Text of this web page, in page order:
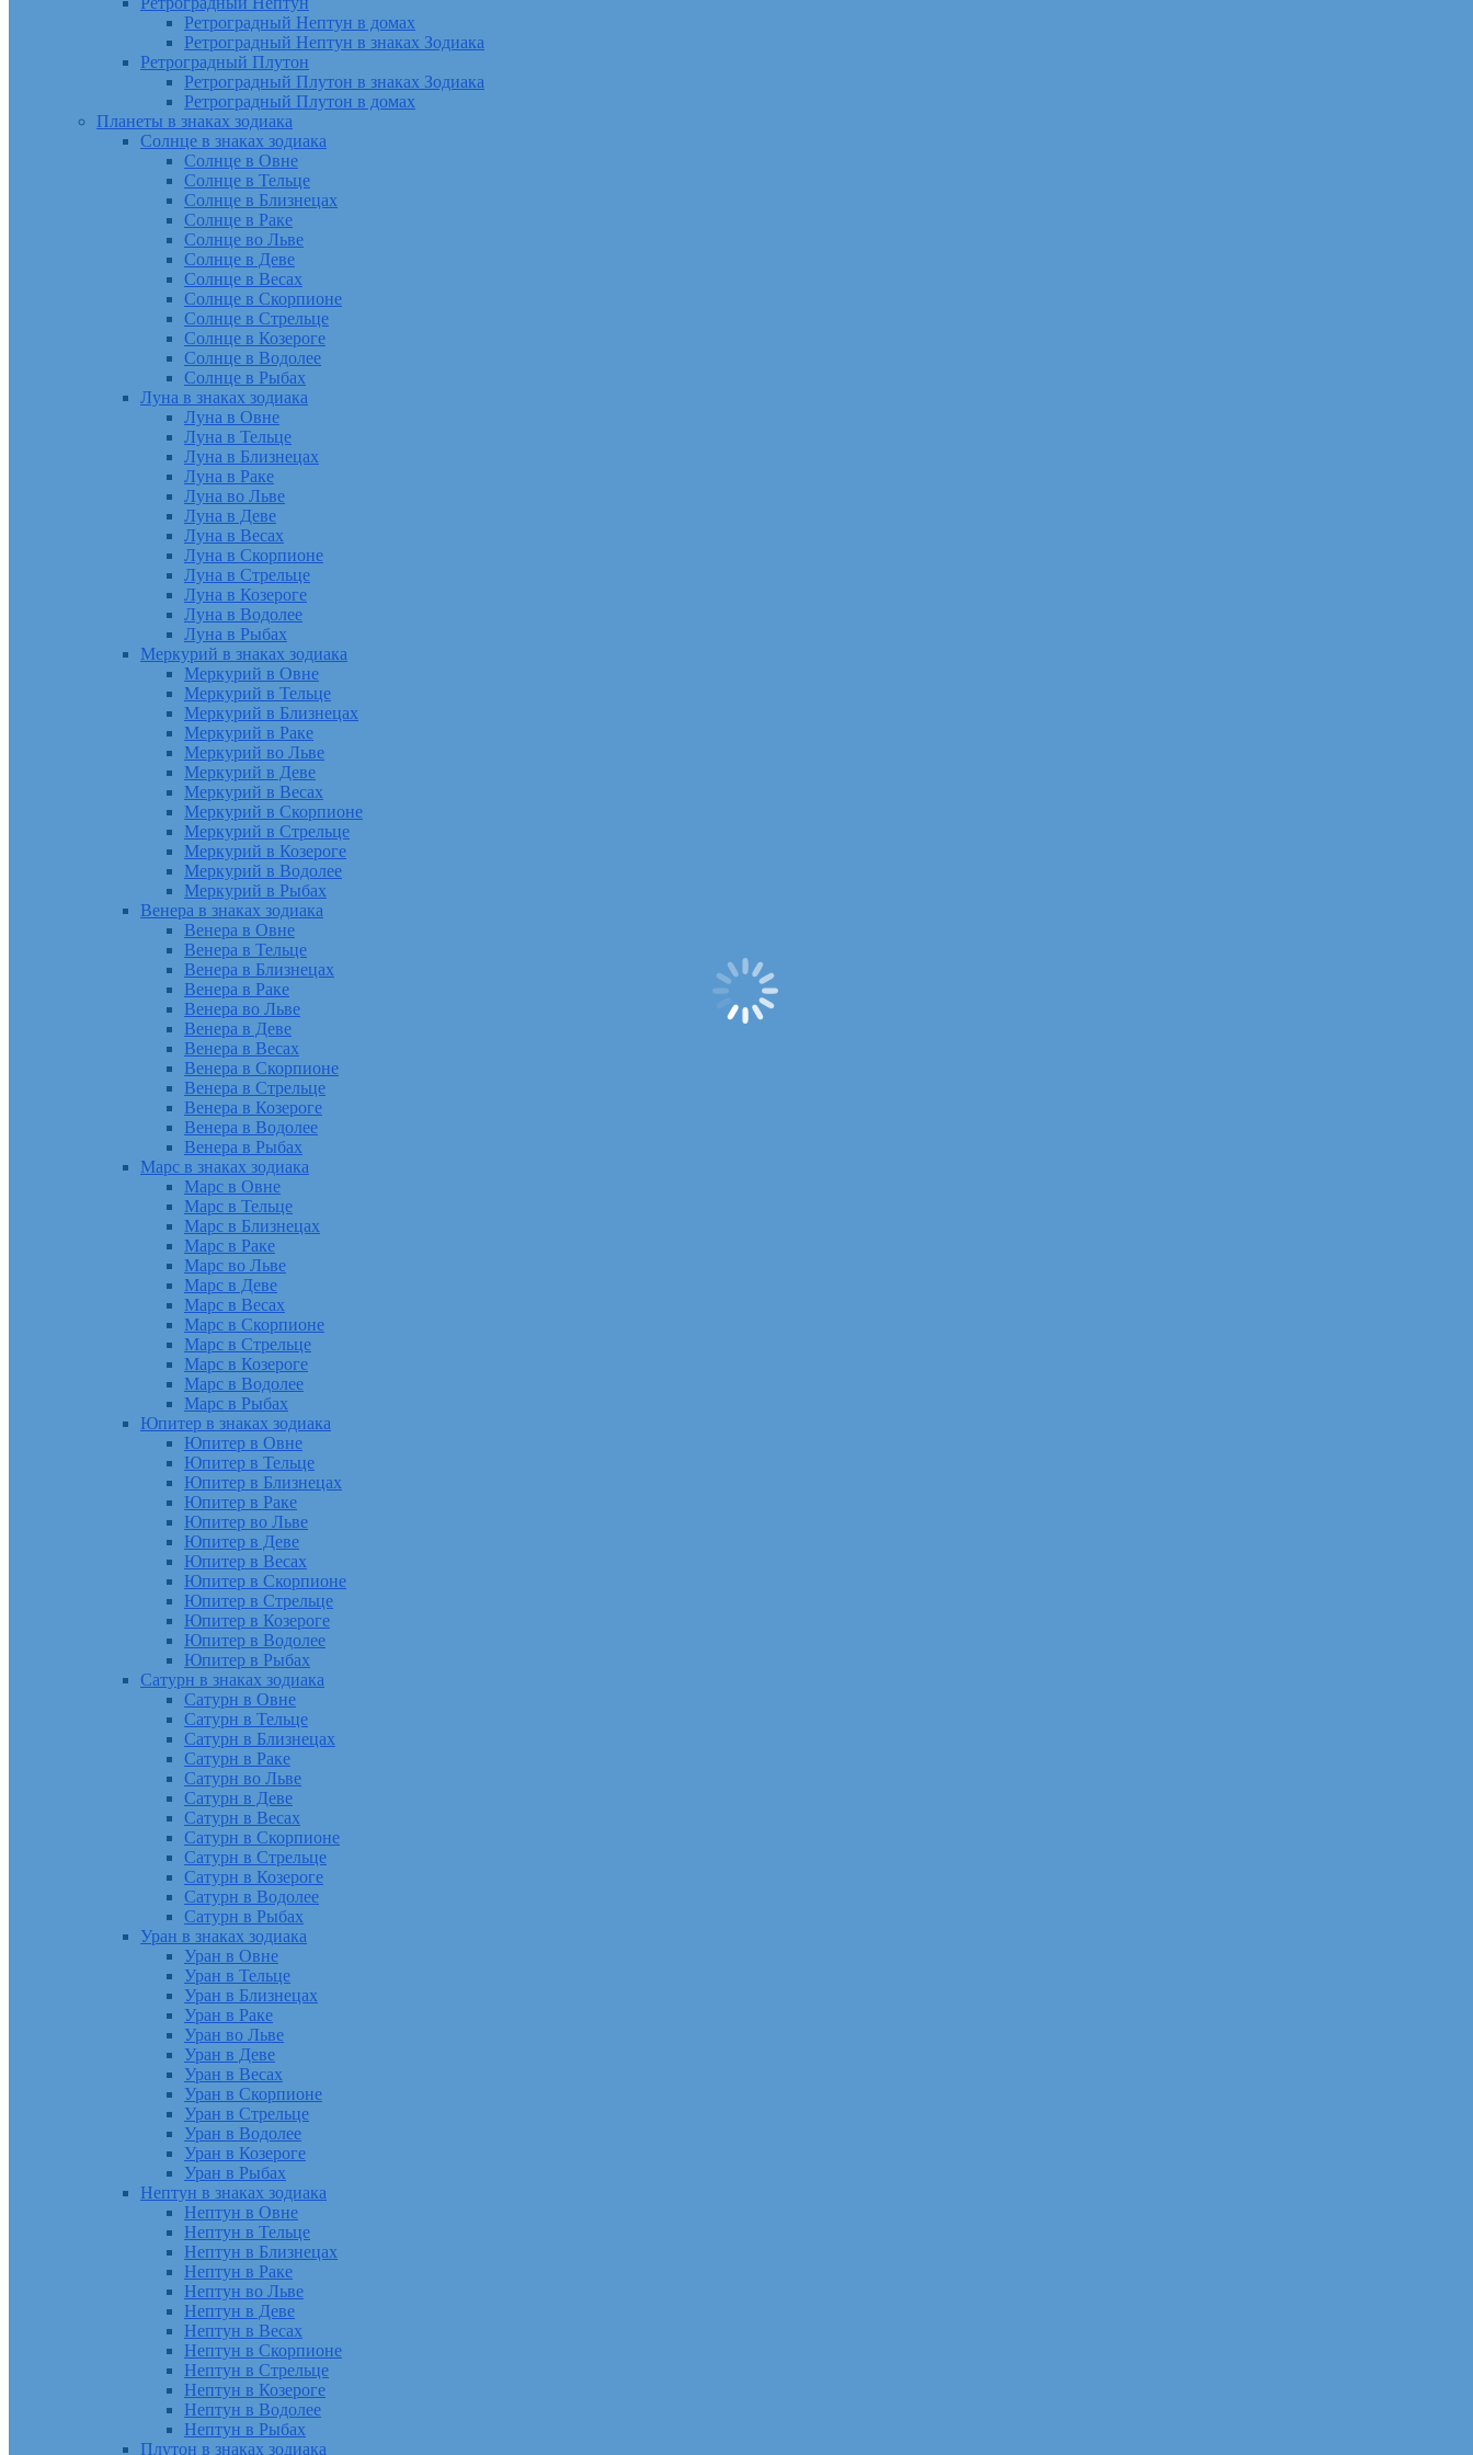
Ретроградный Нептун в домах
Ретроградный Нептун в знаках Зодиака
Ретроградный Плутон
Ретроградный Плутон в знаках Зодиака
Ретроградный Плутон в домах
Планеты в знаках зодиака
Солнце в знаках зодиака
Солнце в Овне
Солнце в Тельце
Солнце в Близнецах
Солнце в Раке
Солнце во Льве
Солнце в Деве
Солнце в Весах
Солнце в Скорпионе
Солнце в Стрельце
Солнце в Козероге
Солнце в Водолее
Солнце в Рыбах
Луна в знаках зодиака
Луна в Овне
Луна в Тельце
Луна в Близнецах
Луна в Раке
Луна во Льве
Луна в Деве
Луна в Весах
Луна в Скорпионе
Луна в Стрельце
Луна в Козероге
Луна в Водолее
Луна в Рыбах
Меркурий в знаках зодиака
Меркурий в Овне
Меркурий в Тельце
Меркурий в Близнецах
Меркурий в Раке
Меркурий во Льве
Меркурий в Деве
Меркурий в Весах
Меркурий в Скорпионе
Меркурий в Стрельце
Меркурий в Козероге
Меркурий в Водолее
Меркурий в Рыбах
Венера в знаках зодиака
Венера в Овне
Венера в Тельце
Венера в Близнецах
Венера в Раке
Венера во Льве
Венера в Деве
Венера в Весах
Венера в Скорпионе
Венера в Стрельце
Венера в Козероге
Венера в Водолее
Венера в Рыбах
Марс в знаках зодиака
Марс в Овне
Марс в Тельце
Марс в Близнецах
Марс в Раке
Марс во Льве
Марс в Деве
Марс в Весах
Марс в Скорпионе
Марс в Стрельце
Марс в Козероге
Марс в Водолее
Марс в Рыбах
Юпитер в знаках зодиака
Юпитер в Овне
Юпитер в Тельце
Юпитер в Близнецах
Юпитер в Раке
Юпитер во Льве
Юпитер в Деве
Юпитер в Весах
Юпитер в Скорпионе
Юпитер в Стрельце
Юпитер в Козероге
Юпитер в Водолее
Юпитер в Рыбах
Сатурн в знаках зодиака
Сатурн в Овне
Сатурн в Тельце
Сатурн в Близнецах
Сатурн в Раке
Сатурн во Льве
Сатурн в Деве
Сатурн в Весах
Сатурн в Скорпионе
Сатурн в Стрельце
Сатурн в Козероге
Сатурн в Водолее
Сатурн в Рыбах
Уран в знаках зодиака
Уран в Овне
Уран в Тельце
Уран в Близнецах
Уран в Раке
Уран во Льве
Уран в Деве
Уран в Весах
Уран в Скорпионе
Уран в Стрельце
Уран в Водолее
Уран в Козероге
Уран в Рыбах
Нептун в знаках зодиака
Нептун в Овне
Нептун в Тельце
Нептун в Близнецах
Нептун в Раке
Нептун во Льве
Нептун в Деве
Нептун в Весах
Нептун в Скорпионе
Нептун в Стрельце
Нептун в Козероге
Нептун в Водолее
Нептун в Рыбах
Плутон в знаках зодиака